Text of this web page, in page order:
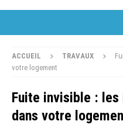
ACCUEIL TRAVAUX
votre logement
Fuite invisible :
dans votre